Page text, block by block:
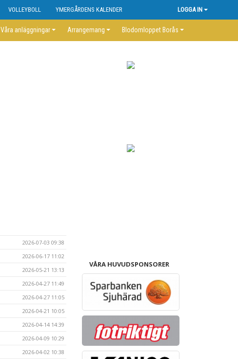
VOLLEYBOLL YMERGÅRDENS KALENDER LOGGA IN
Våra anläggningar Arrangemang Blodomloppet Borås
2026-07-03 09:38
2026-06-17 11:02
2026-05-21 13:13
2026-04-27 11:49
2026-04-27 11:05
2026-04-21 10:05
2026-04-14 14:39
2026-04-09 10:29
2026-04-02 10:38
VÅRA HUVUDSPONSORER